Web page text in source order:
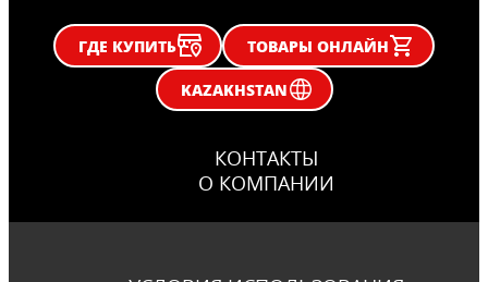
ГДЕ КУПИТЬ
ТОВАРЫ ОНЛАЙН
KAZAKHSTAN
КОНТАКТЫ
О КОМПАНИИ